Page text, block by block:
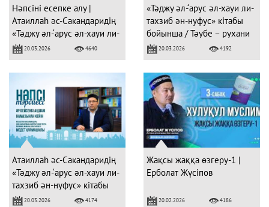
Нәпсіні есепке алу |
Атаиллаһ әс-Сакандаридің
«Тәджу әл-‘арус әл-хауи ли-
тахзиб ән-нуфус» кітабы
20.03.2026 4640
«Тәджу әл-‘арус әл-хауи ли-
тахзиб ән-нуфус» кітабы
бойынша / Тәубе – рухани
тазарудың негізі
20.03.2026 4192
Атаиллаһ әс-Сакандаридің
«Тәджу әл-‘арус әл-хауи ли-
тахзиб ән-нуфус» кітабы
20.03.2026 4174
Жақсы жаққа өзгеру-1 |
Ерболат Жүсіпов
20.02.2026 4186